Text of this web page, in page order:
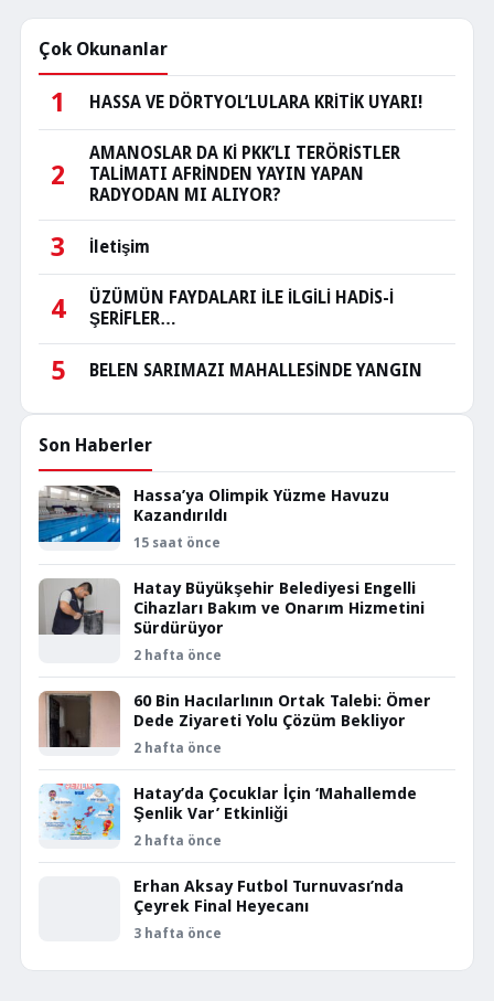
Çok Okunanlar
1 HASSA VE DÖRTYOL’LULARA KRİTİK UYARI!
2
AMANOSLAR DA Kİ PKK’LI TERÖRİSTLER
TALİMATI AFRİNDEN YAYIN YAPAN
RADYODAN MI ALIYOR?
3 İletişim
4
ÜZÜMÜN FAYDALARI İLE İLGİLİ HADİS-İ
ŞERİFLER…
5 BELEN SARIMAZI MAHALLESİNDE YANGIN
Son Haberler
Hassa’ya Olimpik Yüzme Havuzu
Kazandırıldı
15 saat önce
Hatay Büyükşehir Belediyesi Engelli
Cihazları Bakım ve Onarım Hizmetini
Sürdürüyor
2 hafta önce
60 Bin Hacılarlının Ortak Talebi: Ömer
Dede Ziyareti Yolu Çözüm Bekliyor
2 hafta önce
Hatay’da Çocuklar İçin ‘Mahallemde
Şenlik Var’ Etkinliği
2 hafta önce
Erhan Aksay Futbol Turnuvası’nda
Çeyrek Final Heyecanı
3 hafta önce